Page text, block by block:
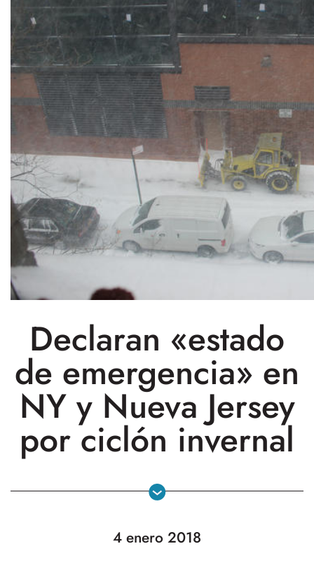
Declaran «estado
de emergencia» en
NY y Nueva Jersey
por ciclón invernal
4 enero 2018